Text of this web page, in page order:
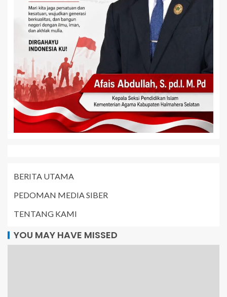
BERITA UTAMA
PEDOMAN MEDIA SIBER
TENTANG KAMI
YOU MAY HAVE MISSED